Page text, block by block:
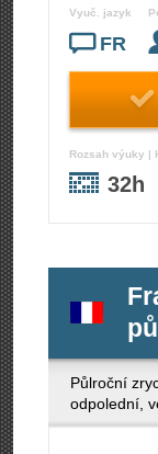
Vyuč. jazyk
FR
Rozsah výuky |
32h
Půlroční
odpolední,